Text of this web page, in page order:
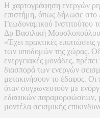
Η χαρτογράφηση ενεργών
επιστήμη, όπως δήλωσε
Γεωδυναμικού Ινστιτούτου
Δρ Βασιλική Μουσλοπούλου
«Έχει πρακτικές επιπτώσεις
των υποδομών της χώρας.
ενεργειακές μονάδες,
διασπορά των ενεργών
μετακινήσουν το έδαφος.
όταν συγχωνευτούν με
εδαφικών παραμορφώσεων,
μοντέλα σεισμικής